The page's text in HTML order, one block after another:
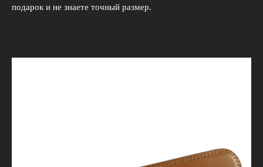
подарок и не знаете точный размер.